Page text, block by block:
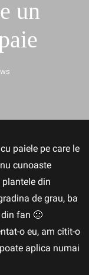
un
paiele pe care le
cunoaste
din
de grau, ba
fan 🙁
o eu, am citit-o
aplica numai